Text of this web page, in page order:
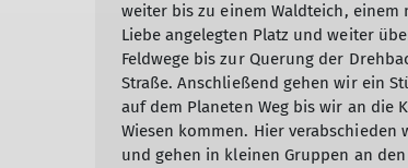
weiter bis zu einem Waldteich, einem
Liebe angelegten Platz und weiter
Feldwege bis zur Querung der
Straße. Anschließend gehen wir ein
auf dem Planeten Weg bis wir an die
Wiesen kommen. Hier verabschieden
und gehen in kleinen Gruppen an den